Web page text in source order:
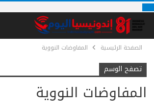
الصفحة الرئيسية المفاوضات النووية
تصفح الوسم
المفاوضات النووية